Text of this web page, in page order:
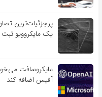
پرجزئیات‌ترین
یک مایکروویو
آفیس اضافه کند